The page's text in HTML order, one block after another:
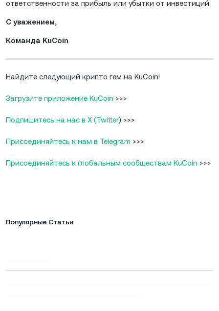
ответственности за прибыль или убытки от инвестиций.
С уважением,
Команда KuCoin
Найдите следующий крипто гем на KuCoin!
Загрузите приложение KuCoin >>>
Подпишитесь на нас в X (Twitter) >>>
Присоединяйтесь к нам в Telegram >>>
Присоединяйтесь к глобальным сообществам KuCoin >>>
Популярные Статьи